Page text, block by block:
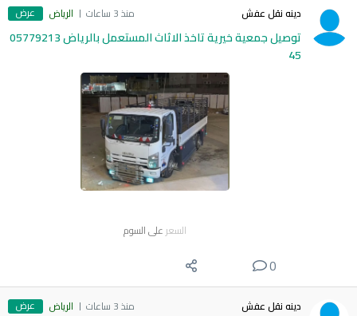
دينه نقل عفش منذ 3 ساعات الرياض عرض
توصيل جمعية خيرية تاخذ الاثاث المستعمل بالرياض 05779213
45
السعر على السوم
0
دينه نقل عفش منذ 3 ساعات الرياض عرض